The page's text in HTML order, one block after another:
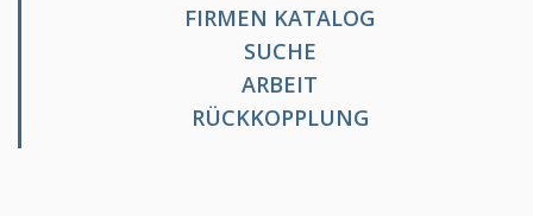
FIRMEN KATALOG
SUCHE
ARBEIT
RÜCKKOPPLUNG